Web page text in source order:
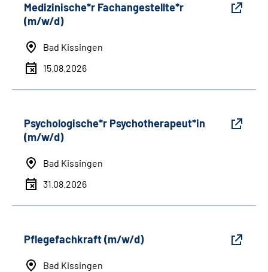
Medizinische*r Fachangestellte*r
(m/w/d)
Bad Kissingen
15.08.2026
Psychologische*r Psychotherapeut*in
(m/w/d)
Bad Kissingen
31.08.2026
Pflegefachkraft (m/w/d)
Bad Kissingen